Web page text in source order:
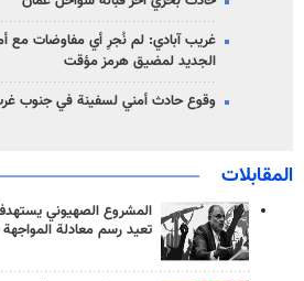
غريب آبادي: لم نُجرِ أي مفاوضات مع
الجديد لمضيق هرمز مؤقت
وقوع حادث أمني لسفينة في جنوب
المقابلات
المشروع الصهيوني يستهدف
تعيد رسم معادلة المواجهة